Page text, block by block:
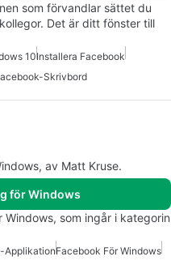
som förvandlar sättet du
Det är ditt fönster till
10Installera Facebook
Skrivbord
av Matt Kruse.
för Windows
som ingår i kategorin
ApplikationFacebook För Windows